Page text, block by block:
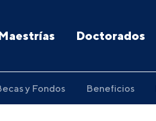
Doctorados
y Fondos Beneficios